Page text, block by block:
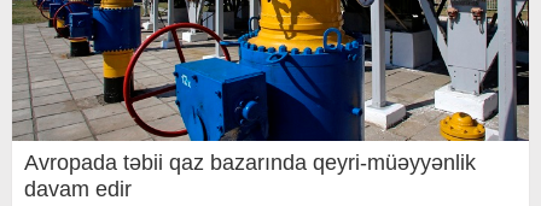
Avropada təbii qaz bazarında qeyri-müəyyənlik
davam edir